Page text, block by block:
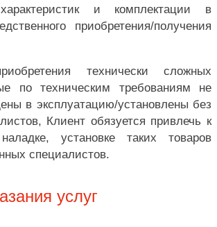
и комплектации в
приобретения/получения
технически сложных
по техническим требованиям не
в эксплуатацию/установлены без
Клиент обязуется привлечь к
установке таких товаров
специалистов.
услуг